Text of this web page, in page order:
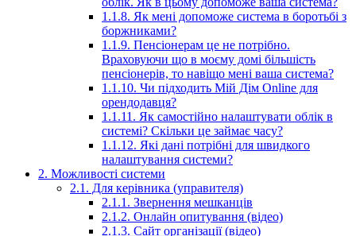
1.1.8. Як мені допоможе система в боротьбі з
боржниками?
1.1.9. Пенсіонерам це не потрібно.
Враховуючи що в моєму домі більшість
пенсіонерів, то навіщо мені ваша система?
1.1.10. Чи підходить Мій Дім Online для
орендодавця?
1.1.11. Як самостійно налаштувати облік в
системі? Скільки це займає часу?
1.1.12. Які дані потрібні для швидкого
налаштування системи?
2. Можливості системи
2.1. Для керівника (управителя)
2.1.1. Звернення мешканців
2.1.2. Онлайн опитування (відео)
2.1.3. Сайт організації (відео)